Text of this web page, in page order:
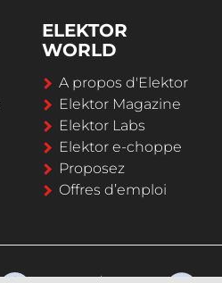
ELEKTOR
WORLD
A propos d'Elektor
Elektor Magazine
Elektor Labs
Elektor e-choppe
Proposez
Offres d’emploi